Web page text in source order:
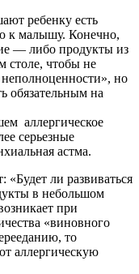
ребенку есть
к малышу. Конечно,
— либо продукты из
столе, чтобы не
но
обязательным на
аллергическое
серьезные
астма.
ли развиваться
в небольшом
при
«виновного
то
аллергическую